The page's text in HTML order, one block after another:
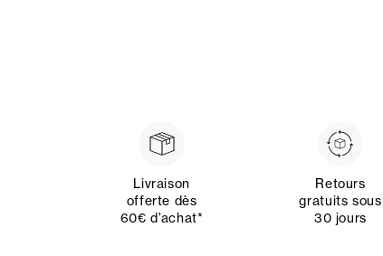
Livraison
offerte dès
60€ d’achat*
Retours
gratuits sous
30 jours